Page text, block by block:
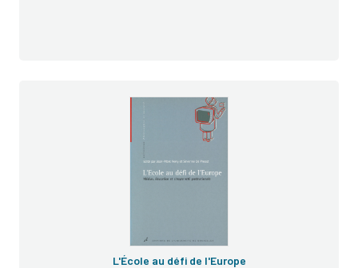
L'École au défi de l'Europe